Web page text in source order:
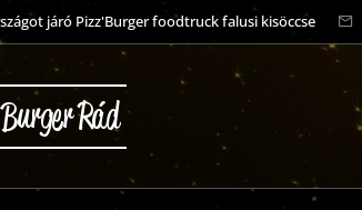
járó Pizz'Burger foodtruck falusi kisöccse
Rád